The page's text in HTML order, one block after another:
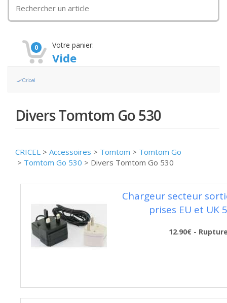
0 Votre panier:
Vide
Divers Tomtom Go 530
CRICEL > Accessoires > Tomtom > Tomtom Go
> Tomtom Go 530 > Divers Tomtom Go 530
Chargeur secteur
prises EU et UK
12.90€ -